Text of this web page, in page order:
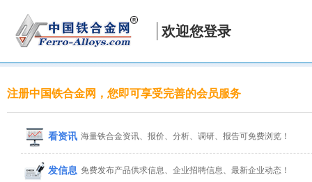
欢迎您登录
注册中国铁合金网，您即可享受完善的会员服务
看资讯 海量铁合金资讯、报价、分析、调研、报告可免费浏览！
发信息 免费发布产品供求信息、企业招聘信息、最新企业动态！